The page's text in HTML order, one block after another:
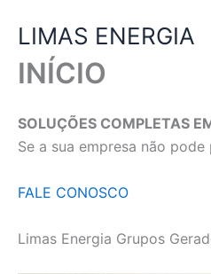
conteúdo
LIMAS ENERGIA
INÍCIO
SOLUÇÕES COMPLETAS
Se a sua empresa não
FALE CONOSCO
Limas Energia Grupos